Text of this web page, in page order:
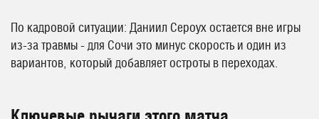
По кадровой ситуации: Даниил Сероух остается вне игры
из-за травмы - для Сочи это минус скорость и один из
вариантов, который добавляет остроты в переходах.